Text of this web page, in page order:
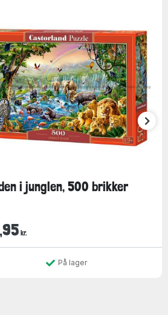
i junglen, 500 brikker
kr.
På lager